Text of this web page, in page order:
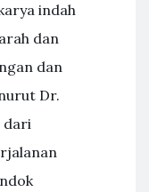
indah
dan
dan
Dr.
dari